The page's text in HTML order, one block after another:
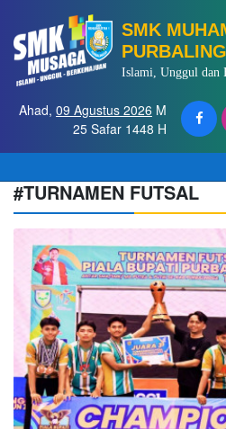
SMK
Islami, Unggul dan
Ahad, 09 Agustus 2026 M
25 Safar 1448 H
#TURNAMEN FUTSAL